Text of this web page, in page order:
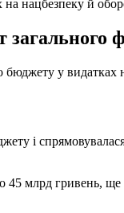
на нацбезпеку й
загального
у видатках
і
45 млрд гривень,